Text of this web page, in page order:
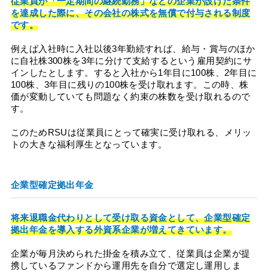
を達成した際に、その会社の株式を無償で付与される制度
です。
例えば入社時に入社以後3年勤続すれば、給与・賞与のほか
に自社株300株を3年に分けて支給するという雇用契約にサ
インしたとします。すると入社から1年目に100株、2年目に
100株、3年目に残りの100株を受け取れます。この時、株
価が変動していても問題なく約束の株数を受け取れるので
す。
このためRSUは従業員にとって確実に受け取れる、メリッ
トの大きな福利厚生となっています。
企業型確定拠出年金
将来退職金代わりとして受け取る資金として、企業型確定
拠出年金を導入する外資系企業が増えてきています。
企業が毎月決められた掛金を積み立て、従業員は企業が提
携しているファンドから運用先を自分で選定し運用しま